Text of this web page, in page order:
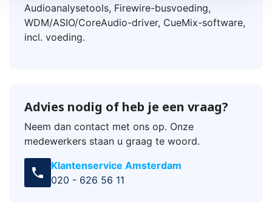
Audioanalysetools, Firewire-busvoeding,
WDM/ASIO/CoreAudio-driver, CueMix-software,
incl. voeding.
Advies nodig of heb je een vraag?
Neem dan contact met ons op. Onze
medewerkers staan u graag te woord.
call
Klantenservice Amsterdam
020 - 626 56 11